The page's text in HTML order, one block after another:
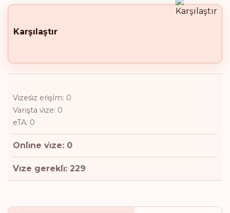
Karşılaştır
Vi̇zesi̇z eri̇şİm: 0
Varişta vi̇ze: 0
eTA: 0
Onli̇ne vi̇ze: 0
Vi̇ze gerekli̇: 229